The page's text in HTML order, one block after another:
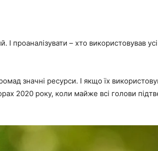
проаналізувати – хто використовував усі
значні ресурси. І якщо їх
2020 року, коли майже всі голови